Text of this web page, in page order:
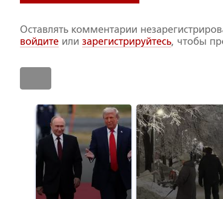
Оставлять комментарии
войдите или зарегистрируйтесь, чтобы